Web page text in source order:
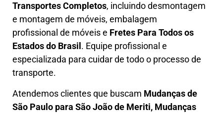
Transportes Completos, incluindodesmontagem
e montagem de móveis, embalagem
profissional de móveis e Fretes Para Todos os
Estados do Brasil . Equipe profissional e
especializada para cuidar de todo o processo de
transporte.
Atendemos clientes que buscam Mudançasde
São Paulo para São João de Meriti, Mudanças